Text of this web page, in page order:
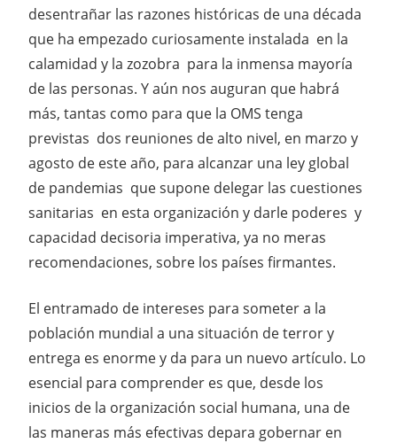
desentrañar las razones históricas de una década
que ha empezado curiosamente instalada en la
calamidad y la zozobra para la inmensa mayoría
de las personas. Y aún nos auguran que habrá
más, tantas como para que la OMS tenga
previstas dos reuniones de alto nivel, en marzo y
agosto de este año, para alcanzar una ley global
de pandemias que supone delegar las cuestiones
sanitarias en esta organización y darle poderes y
capacidad decisoria imperativa, ya no meras
recomendaciones, sobre los países firmantes.
El entramado de intereses para someter a la
población mundial a una situación de terror y
entrega es enorme y da para un nuevo artículo. Lo
esencial para comprender es que, desde los
inicios de la organización social humana, una de
las maneras más efectivas depara gobernar en